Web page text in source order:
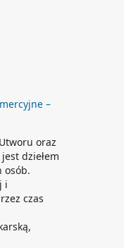
–
oraz
dziełem
osób.
i
czas